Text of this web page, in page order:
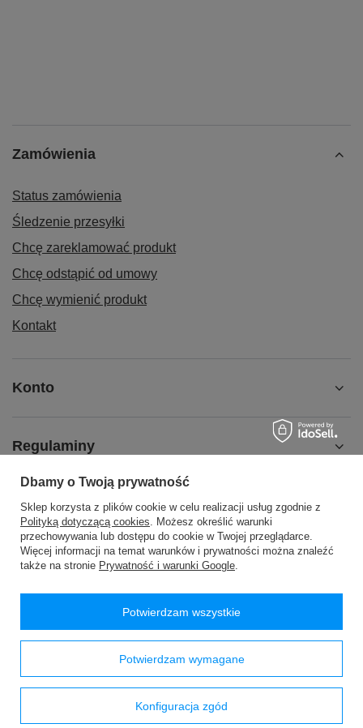
Zamówienia
Status zamówienia
Śledzenie przesyłki
Chcę zareklamować produkt
Chcę odstąpić od umowy
Chcę wymienić produkt
Kontakt
Konto
Regulaminy
MOJE KONTO
48 24 2776200 handlowy@passan.com.pl
PASSAN Pasmanteria,WÓLKA WYSOKA 26,
W sklepie prezentujemy ceny brutto (z VAT).
Stawki VAT dla konsumentów z kraju:Polska.
Dbamy o Twoją prywatność
Sklep korzysta z plików cookie w celu realizacji usług zgodnie z
Polityką dotyczącą cookies. Możesz określić warunki
przechowywania lub dostępu do cookie w Twojej przeglądarce.
Więcej informacji na temat warunków i prywatności można znaleźć
także na stronie Prywatność i warunki Google.
Potwierdzam wymagane
Konfiguracja zgód
Potwierdzam wszystkie